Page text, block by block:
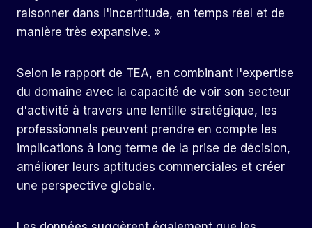
raisonner dans l'incertitude, en temps réel et de
manière très expansive. »
Selon le rapport de TEA, en combinant l'expertise
du domaine avec la capacité de voir son secteur
d'activité à travers une lentille stratégique, les
professionnels peuvent prendre en compte les
implications à long terme de la prise de décision,
améliorer leurs aptitudes commerciales et créer
une perspective globale.